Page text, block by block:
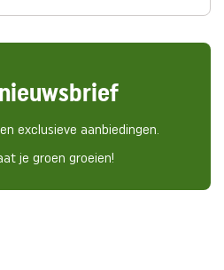
exclusieve aanbiedingen.
je groen groeien!